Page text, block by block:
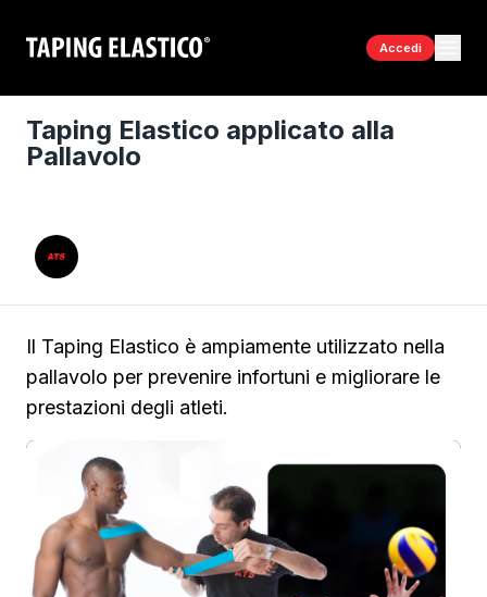
Accedi
Taping Elastico applicato alla
Pallavolo
Il Taping Elastico è ampiamente utilizzato nella
pallavolo per prevenire infortuni e migliorare le
prestazioni degli atleti.